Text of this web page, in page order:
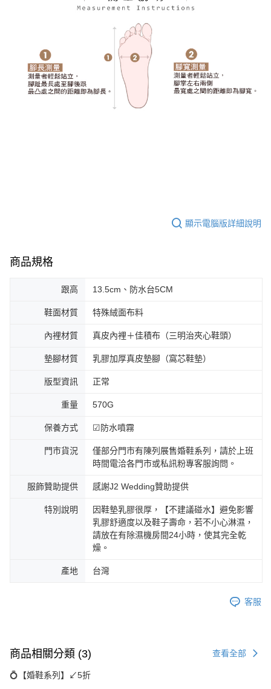
顯示電腦版詳細說明
商品規格
跟高 13.5cm、防水台5CM
鞋面材質 特殊絨面布料
內裡材質 真皮內裡＋佳積布（三明治夾心鞋頭）
墊腳材質 乳膠加厚真皮墊腳（窩芯鞋墊）
版型資訊 正常
重量 570G
保養方式 ☑防水噴霧
門市貨況
僅部分門市有陳列展售婚鞋系列，請於上班
時間電洽各門市或私訊粉專客服詢問。
服飾贊助提供 感謝J2 Wedding贊助提供
特別說明
因鞋墊乳膠很厚，【不建議碰水】避免影響
乳膠舒適度以及鞋子壽命，若不小心淋濕，
請放在有除濕機房間24小時，使其完全乾
燥。
產地 台灣
客服
商品相關分類 (3) 查看全部
💍【婚鞋系列】↙︎5折